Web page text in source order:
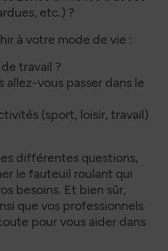
etc.) ?
à votre mode de vie :
travail ?
vous passer dans le
(sport, loisir, travail)
différentes questions,
le fauteuil roulant qui
besoins. Et bien sûr,
que vos professionnels
pour vous aider dans